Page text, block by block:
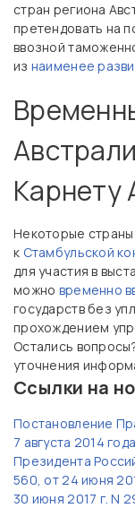
стран региона
претендовать на
ввозной
из наименее
Карнету
Некоторые
к Стамбульской
для участия в
можно временно
государств без
прохождением
Остались
уточнения
Ссылки на
Постановление
7 августа 2014
Президента
560, от 24 июня
30 июня 2017 г. N